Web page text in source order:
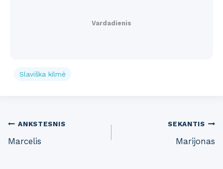
Vardadienis
Slaviška kilmė
Post
navigation
ANKSTESNIS
Marcelis
SEKANTIS
Marijonas